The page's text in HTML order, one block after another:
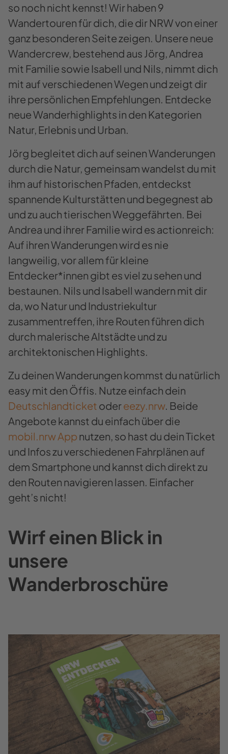
Mehr Informationen
Akzeptieren
Usercentrics Consent
Management Platform
so noch nicht kennst! Wir haben 9
Wandertouren für dich, die dir NRW von einer
ganz besonderen Seite zeigen. Unsere neue
Wandercrew, bestehend aus Jörg, Andrea
mit Familie sowie Isabell und Nils, nimmt dich
mit auf verschiedenen Wegen und zeigt dir
ihre persönlichen Empfehlungen. Entdecke
neue Wanderhighlights in den Kategorien
Natur, Erlebnis und Urban.
Jörg begleitet dich auf seinen Wanderungen
durch die Natur, gemeinsam wandelst du mit
ihm auf historischen Pfaden, entdeckst
spannende Kulturstätten und begegnest ab
und zu auch tierischen Weggefährten. Bei
Andrea und ihrer Familie wird es actionreich:
Auf ihren Wanderungen wird es nie
langweilig, vor allem für kleine
Entdecker*innen gibt es viel zu sehen und
bestaunen. Nils und Isabell wandern mit dir
da, wo Natur und Industriekultur
zusammentreffen, ihre Routen führen dich
durch malerische Altstädte und zu
architektonischen Highlights.
Zu deinen Wanderungen kommst du natürlich
easy mit den Öffis. Nutze einfach dein
Deutschlandticket odereezy.nrw. Beide
Angebote kannst du einfach über die
mobil.nrw App nutzen, so hast du dein Ticket
und Infos zu verschiedenen Fahrplänen auf
dem Smartphone und kannst dich direkt zu
den Routen navigieren lassen. Einfacher
geht’s nicht!
Wirf einen Blick in
unsere
Wanderbroschüre